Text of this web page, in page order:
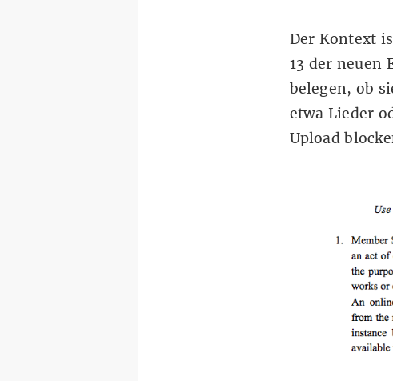
Der Kontext
13 der neuen
belegen, ob
etwa Lieder
Upload